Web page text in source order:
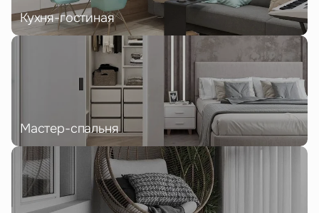
Кухня-гостиная
Мастер-спальня